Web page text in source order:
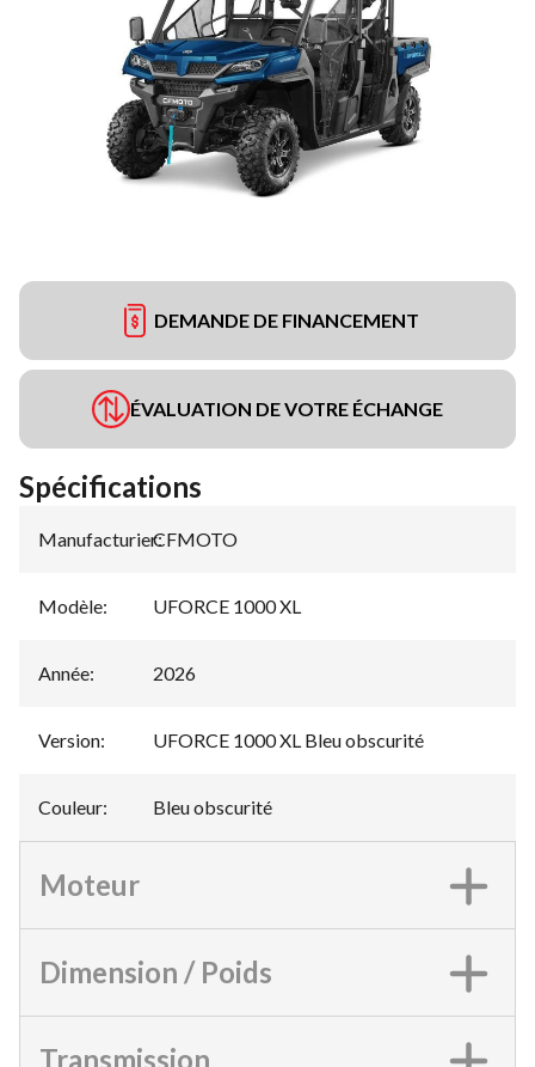
DEMANDE DE FINANCEMENT
ÉVALUATION DE VOTRE ÉCHANGE
Spécifications
Manufacturier:
CFMOTO
Modèle: UFORCE 1000 XL
Année: 2026
Version: UFORCE 1000 XL Bleu obscurité
Couleur: Bleu obscurité
Moteur
Dimension / Poids
Transmission